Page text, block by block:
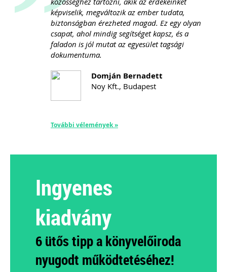
képviselik, megváltozik az ember tudata,
biztonságban érezheted magad. Ez egy olyan
csapat, ahol mindig segítséget kapsz, és a
faladon is jól mutat az egyesület tagsági
dokumentuma.
Domján Bernadett
Noy Kft., Budapest
További vélemények »
Ingyenes
kiadvány
6 ütős tipp a könyvelőiroda
nyugodt működtetéséhez!